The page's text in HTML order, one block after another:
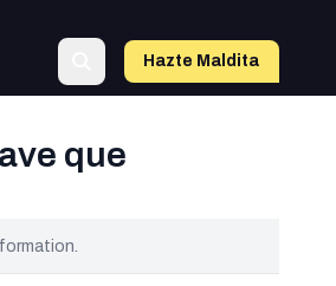
Hazte Maldita
que